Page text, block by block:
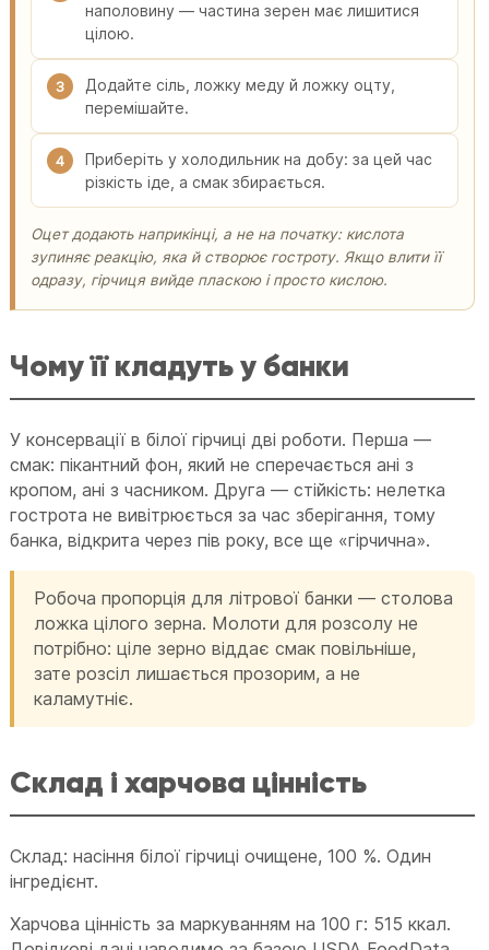
наполовину — частина зерен має лишитися
цілою.
3
Додайте сіль, ложку меду й ложку оцту,
перемішайте.
4
Приберіть у холодильник на добу: за цей час
різкість іде, а смак збирається.
Оцет додають наприкінці, а не на початку: кислота
зупиняє реакцію, яка й створює гостроту. Якщо влити її
одразу, гірчиця вийде пласкою і просто кислою.
Чому її кладуть у банки
У консервації в білої гірчиці дві роботи. Перша —
смак: пікантний фон, який не сперечається ані з
кропом, ані з часником. Друга — стійкість: нелетка
гострота не вивітрюється за час зберігання, тому
банка, відкрита через пів року, все ще «гірчична».
Робоча пропорція для літрової банки — столова
ложка цілого зерна. Молоти для розсолу не
потрібно: ціле зерно віддає смак повільніше,
зате розсіл лишається прозорим, а не
каламутніє.
Склад і харчова цінність
Склад: насіння білої гірчиці очищене, 100 %. Один
інгредієнт.
Харчова цінність за маркуванням на 100 г: 515 ккал.